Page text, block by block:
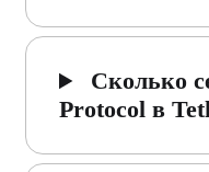
Сколько
Protocol в